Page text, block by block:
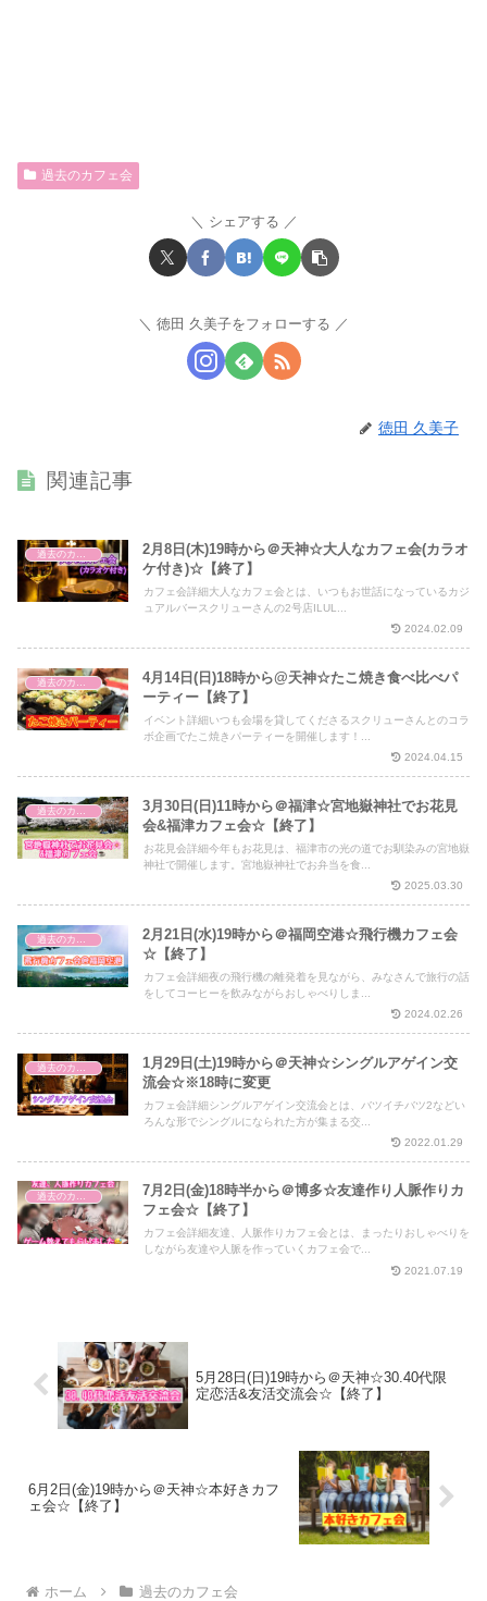
過去のカフェ会
シェアする
徳田 久美子をフォローする
徳田 久美子
関連記事
過去のカフェ会
2月8日(木)19時から＠天神☆大人なカフェ会(カラオ
ケ付き)☆【終了】
カフェ会詳細大人なカフェ会とは、いつもお世話になっているカジ
ュアルバースクリューさんの2号店ILUL...
2024.02.09
4月14日(日)18時から@天神☆たこ焼き食べ比べパ
ーティー【終了】
イベント詳細いつも会場を貸してくださるスクリューさんとのコラ
ボ企画でたこ焼きパーティーを開催します！...
2024.04.15
3月30日(日)11時から＠福津☆宮地嶽神社でお花見
会&福津カフェ会☆【終了】
お花見会詳細今年もお花見は、福津市の光の道でお馴染みの宮地嶽
神社で開催します。宮地嶽神社でお弁当を食...
2025.03.30
2月21日(水)19時から＠福岡空港☆飛行機カフェ会
☆【終了】
カフェ会詳細夜の飛行機の離発着を見ながら、みなさんで旅行の話
をしてコーヒーを飲みながらおしゃべりしま...
2024.02.26
1月29日(土)19時から＠天神☆シングルアゲイン交
流会☆※18時に変更
カフェ会詳細シングルアゲイン交流会とは、バツイチバツ2などい
ろんな形でシングルになられた方が集まる交...
2022.01.29
7月2日(金)18時半から＠博多☆友達作り人脈作りカ
フェ会☆【終了】
カフェ会詳細友達、人脈作りカフェ会とは、まったりおしゃべりを
しながら友達や人脈を作っていくカフェ会で...
2021.07.19
5月28日(日)19時から＠天神☆30.40代限
定恋活&友活交流会☆【終了】
6月2日(金)19時から＠天神☆本好きカフ
ェ会☆【終了】
ホーム 過去のカフェ会